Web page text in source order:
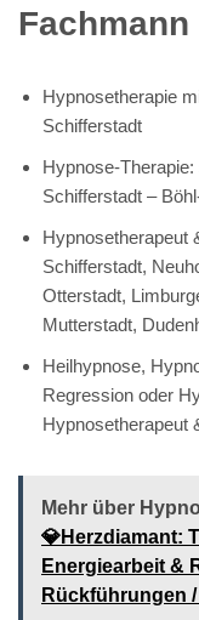
Fachmann
Hypnosetherapie
Schifferstadt
Hypnose-
Schifferstadt –
Hypnosetherapeut
Schifferstadt,
Otterstadt,
Mutterstadt,
Heilhypnose,
Regression oder
Hypnosetherapeut
Mehr über
💎Herzdiamant:
Energiearbeit &
Rückführungen